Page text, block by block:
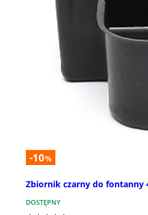
-10%
Zbiornik czarny do fontanny
DOSTĘPNY